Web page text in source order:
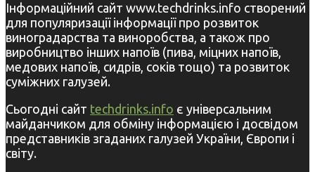
Інформаційний сайт www.techdrinks.info створений
для популяризації інформації про розвиток
виноградарства та виноробства, а також про
виробництво інших напоїв (пива, міцних напоїв,
медових напоїв, сидрів, соків тощо) та розвиток
суміжних галузей.
Сьогодні сайт techdrinks.info є універсальним
майданчиком для обміну інформацією і досвідом
представників згаданих галузей України, Європи і
світу.